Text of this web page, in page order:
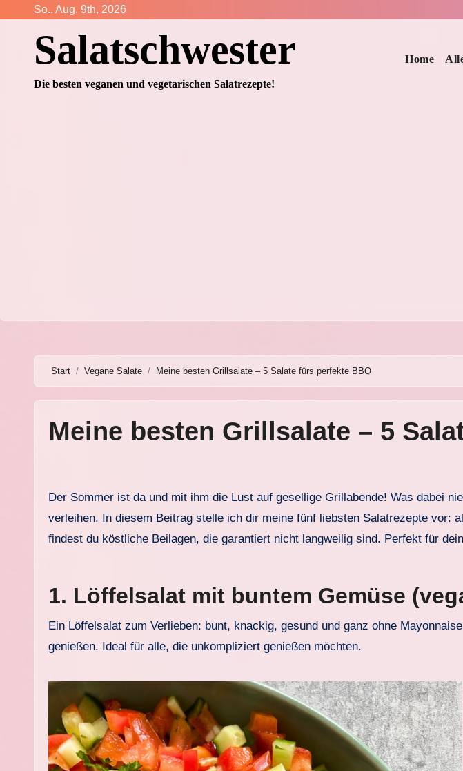
springen
So.. Aug. 9th, 2026
Salatschwester
Die besten veganen und vegetarischen Salatrezepte!
Home
Start Vegane Salate Meine besten Grillsalate – 5 Salate fürs perfekte BBQ
Meine besten Grillsalate – 5
Der Sommer ist da und mit ihm die Lust auf gesellige Grillabende! Was dabei nie fehlen darf? Frische, kreative Grillsalate, die jedem BBQ das gewisse Etwas
verleihen. In diesem Beitrag stelle ich dir meine fünf liebsten Salatrezepte
findest du köstliche Beilagen, die garantiert nicht langweilig sind. Perfekt für
1. Löffelsalat mit buntem Gemüse
Ein Löffelsalat zum Verlieben: bunt, knackig, gesund und ganz ohne Mayonnaise. Dieser vegane Salat lässt sich super vorbereiten und direkt aus der Schüssel
genießen. Ideal für alle, die unkompliziert genießen möchten.